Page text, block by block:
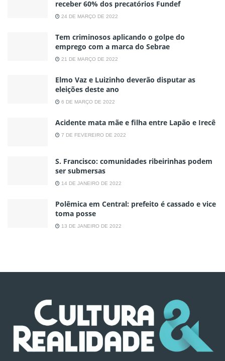
receber 60% dos precatórios Fundef
24 DE MARÇO DE 2022
Tem criminosos aplicando o golpe do
emprego com a marca do Sebrae
21 DE MARÇO DE 2022
Elmo Vaz e Luizinho deverão disputar as
eleições deste ano
6 DE MARÇO DE 2022
Acidente mata mãe e filha entre Lapão e Irecê
7 DE FEVEREIRO DE 2022
S. Francisco: comunidades ribeirinhas podem
ser submersas
14 DE JANEIRO DE 2022
Polêmica em Central: prefeito é cassado e vice
toma posse
13 DE JANEIRO DE 2022